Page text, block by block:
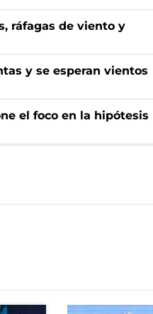
ráfagas de viento y
y se esperan vientos
el foco en la hipótesis